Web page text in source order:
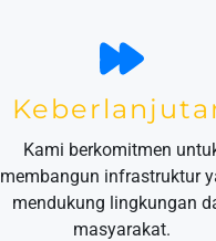
Kami berkomitmen
membangun infrastruktur
mendukung lingkungan
masyarakat.